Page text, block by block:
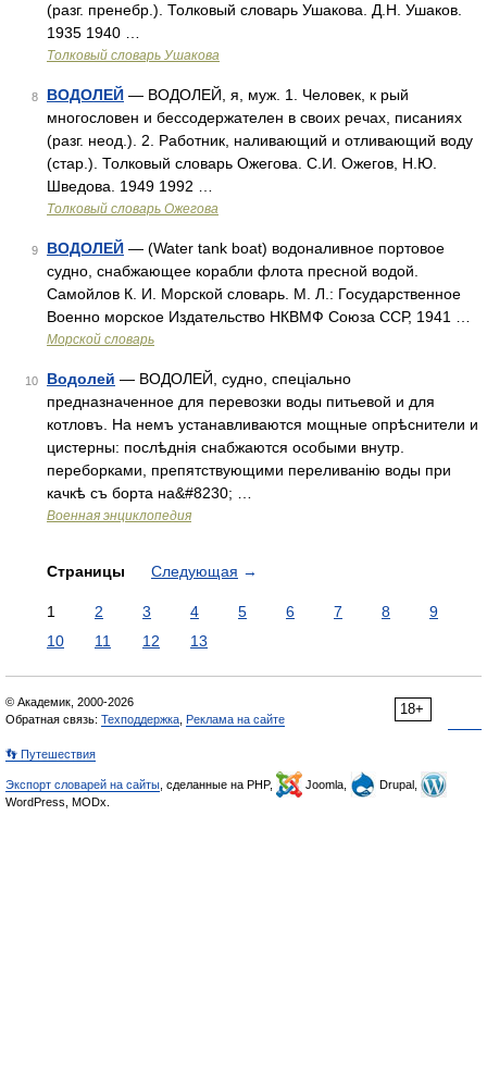
(разг. пренебр.). Толковый словарь Ушакова. Д.Н. Ушаков.
1935 1940 …
Толковый словарь Ушакова
8 ВОДОЛЕЙ — ВОДОЛЕЙ, я, муж. 1. Человек, к рый
многословен и бессодержателен в своих речах, писаниях
(разг. неод.). 2. Работник, наливающий и отливающий воду
(стар.). Толковый словарь Ожегова. С.И. Ожегов, Н.Ю.
Шведова. 1949 1992 …
Толковый словарь Ожегова
9 ВОДОЛЕЙ — (Water tank boat) водоналивное портовое
судно, снабжающее корабли флота пресной водой.
Самойлов К. И. Морской словарь. М. Л.: Государственное
Военно морское Издательство НКВМФ Союза ССР, 1941 …
Морской словарь
10 Водолей — ВОДОЛЕЙ, судно, спеціально
предназначенное для перевозки воды питьевой и для
котловъ. На немъ устанавливаются мощные опрѣснители и
цистерны: послѣднія снабжаются особыми внутр.
переборками, препятствующими переливанію воды при
качкѣ съ борта на&#8230; …
Военная энциклопедия
Страницы Следующая →
1 2 3 4 5 6 7 8
9
10
11 12 13
18+
© Академик, 2000-2026
Обратная связь: Техподдержка Реклама на сайте
👣 Путешествия
Экспорт словарей на сайты , сделанные на PHP, Joomla,
Drupal,
WordPress, MODx.